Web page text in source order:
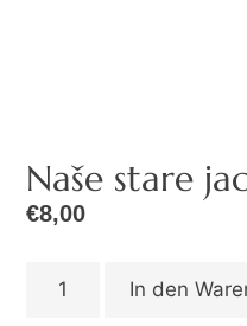
Naše stare
€8,00
In den